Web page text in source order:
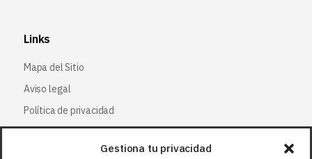
Gestiona tu privacidad
Links
Mapa del Sitio
Aviso legal
Política de privacidad
Política de cookies